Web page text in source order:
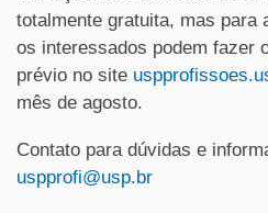
totalmente gratuita, mas para
os interessados podem fazer
prévio no site
mês de agosto.
Contato para dúvidas e
uspprofi@usp.br